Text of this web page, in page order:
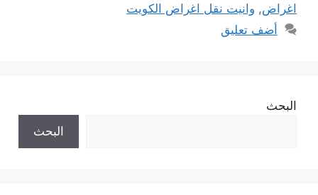
اغراض, وانيت نقل اغراض الكويت
أضف تعليق
البحث
البحث